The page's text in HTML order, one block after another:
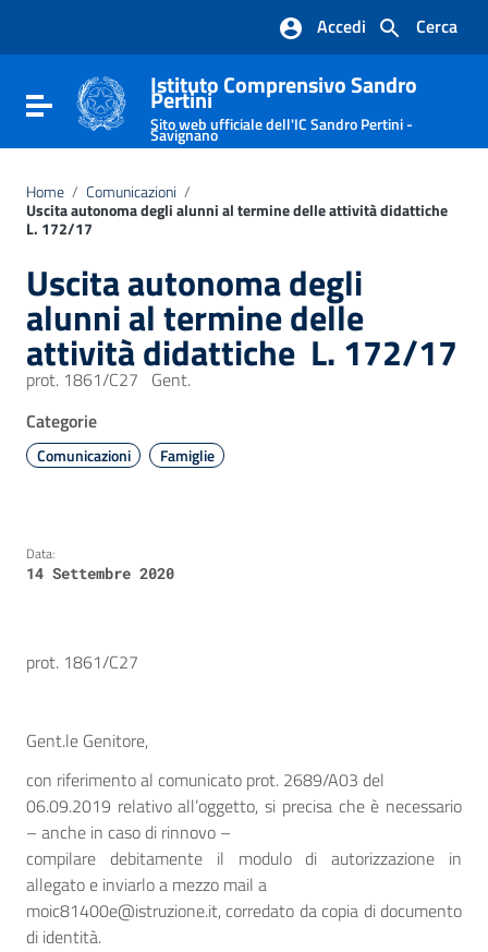
Vai al footer
Cerca
Accedi
Attiva / disattiva la navigazione
Istituto Comprensivo Sandro
Pertini
Sito web ufficiale dell'IC Sandro Pertini -
Savignano
Home / Comunicazioni /
Uscita autonoma degli alunni al termine delle attività didattiche 
L. 172/17
Uscita autonoma degli
alunni al termine delle
attività didattiche  L. 172/17
prot. 1861/C27 Gent.
Categorie
Comunicazioni Famiglie
Data:
14 Settembre 2020
prot. 1861/C27
Gent.le Genitore,
con riferimento al comunicato prot. 2689/A03 del
06.09.2019 relativo all’oggetto, si precisa che è necessario
– anche in caso di rinnovo –
compilare debitamente il modulo di autorizzazione in
allegato e inviarlo a mezzo mail a
moic81400e@istruzione.it, corredato da copia di documento
di identità.